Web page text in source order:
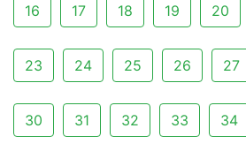
16 17 18 19 20
23 24 25 26 27
30 31 32 33 34